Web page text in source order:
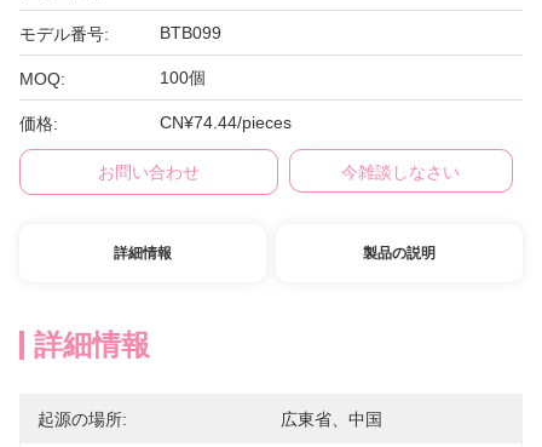
モデル番号: BTB099
MOQ: 100個
価格: CN¥74.44/pieces
お問い合わせ 今雑談しなさい
詳細情報 製品の説明
詳細情報
起源の場所: 広東省、中国